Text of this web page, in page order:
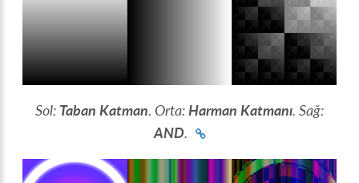
Sol: Taban Katman. Orta: Harman Katmanı. Sağ:
AND.